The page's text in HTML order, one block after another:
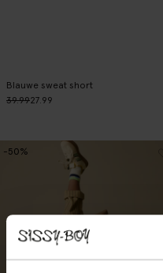
Blauwe sweat short
39.9927.99
-50%